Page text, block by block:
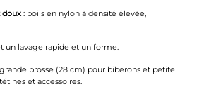
doux: poils en nylon à densité élevée,
un lavage rapide et uniforme.
brosse (28 cm) pour biberons et petite
et accessoires.